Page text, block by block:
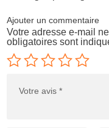
Ajouter un commentaire
Votre adresse e-mail
obligatoires sont